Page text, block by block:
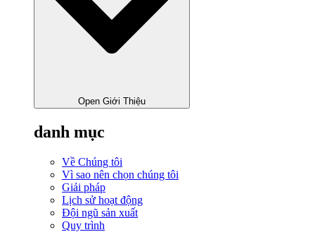
Open Giới Thiệu
danh mục
Về Chúng tôi
Vì sao nên chọn chúng tôi
Giải pháp
Lịch sử hoạt động
Đội ngũ sản xuất
Quy trình